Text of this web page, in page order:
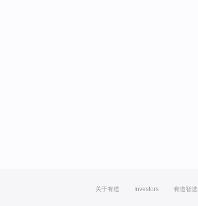
关于有道 Investors 有道智选